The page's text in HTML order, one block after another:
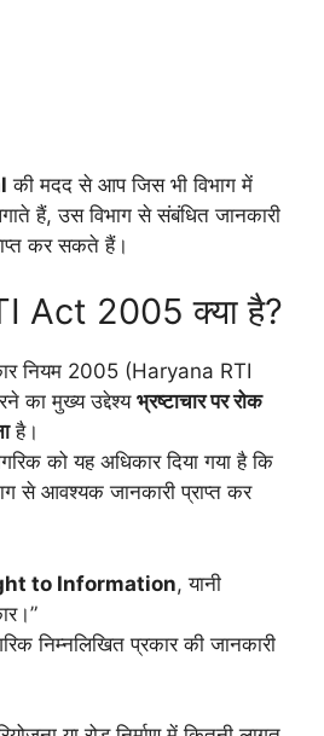
की मदद से आप जिस भी विभाग में
हैं, उस विभाग से संबंधित जानकारी
कर सकते हैं।
Act 2005 क्या है?
नियम 2005 (Haryana RTI
का मुख्य उद्देश्य भ्रष्टाचार पर रोक
है।
को यह अधिकार दिया गया है कि
से आवश्यक जानकारी प्राप्त कर
to Information, यानी
निम्नलिखित प्रकार की जानकारी